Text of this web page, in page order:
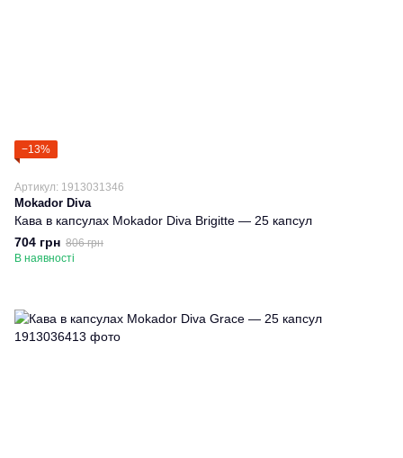
−13%
Артикул: 1913031346
Mokador Diva
Кава в капсулах Mokador Diva Brigitte — 25 капсул
704 грн 806 грн
В наявності